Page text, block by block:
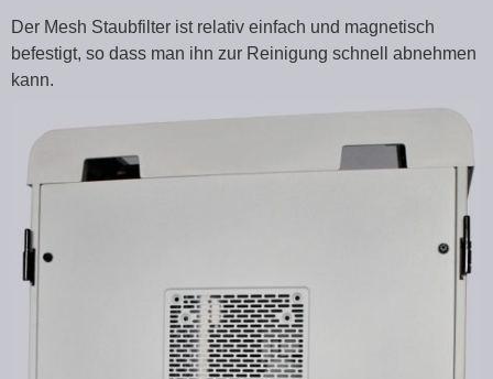
Der Mesh Staubfilter ist relativ einfach und magnetisch
befestigt, so dass man ihn zur Reinigung schnell abnehmen
kann.